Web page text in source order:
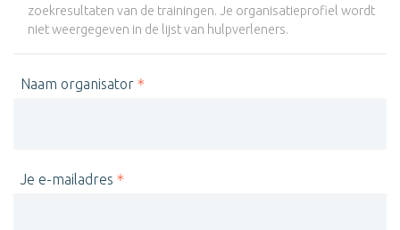
zoekresultaten van de trainingen. Je organisatieprofiel wordt
niet weergegeven in de lijst van hulpverleners.
Naam organisator
Je e-mailadres